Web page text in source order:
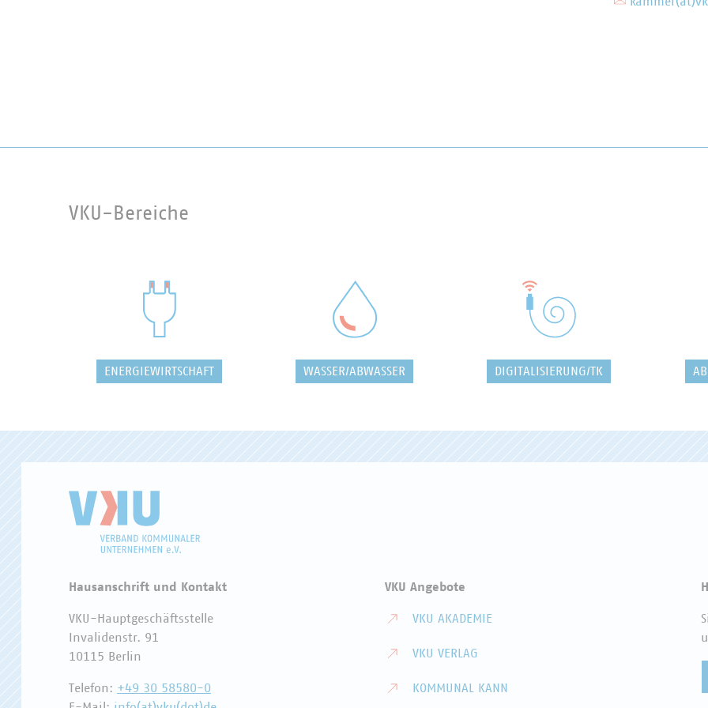
VKU-Bereiche
ENERGIEWIRTSCHAFT WASSER/ABWASSER DIGITALISIERUNG/TK
Hausanschrift und Kontakt
VKU-Hauptgeschäftsstelle
Invalidenstr. 91
10115 Berlin
Telefon: +49 30 58580-0
VKU Angebote
VKU AKADEMIE
VKU VERLAG
KOMMUNAL KANN